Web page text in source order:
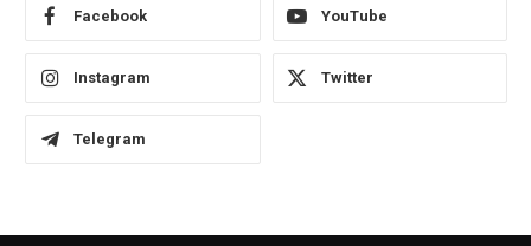
Facebook YouTube
Instagram Twitter
Telegram